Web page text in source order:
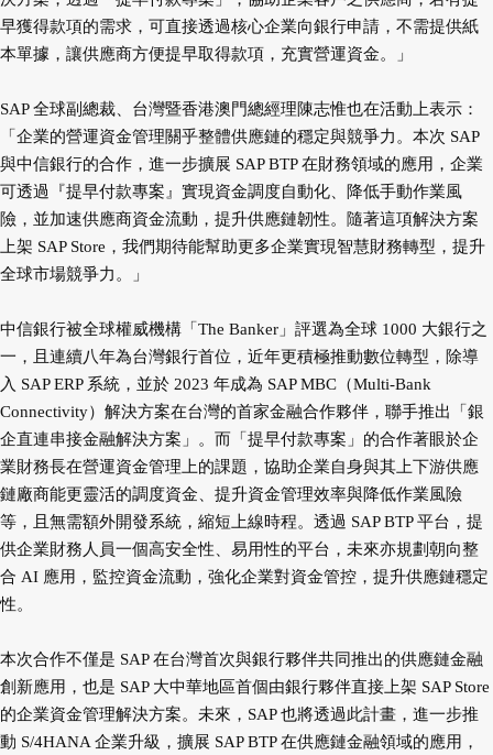
早獲得款項的需求，可直接透過核心企業向銀行申請，不需提供紙
本單據，讓供應商方便提早取得款項，充實營運資金。」
SAP 全球副總裁、台灣暨香港澳門總經理陳志惟也在活動上表示：
「企業的營運資金管理關乎整體供應鏈的穩定與競爭力。本次 SAP
與中信銀行的合作，進一步擴展 SAP BTP 在財務領域的應用，企業
可透過『提早付款專案』實現資金調度自動化、降低手動作業風
險，並加速供應商資金流動，提升供應鏈韌性。隨著這項解決方案
上架 SAP Store，我們期待能幫助更多企業實現智慧財務轉型，提升
全球市場競爭力。」
中信銀行被全球權威機構「The Banker」評選為全球 1000 大銀行之
一，且連續八年為台灣銀行首位，近年更積極推動數位轉型，除導
入 SAP ERP 系統，並於 2023 年成為 SAP MBC（Multi-Bank
Connectivity）解決方案在台灣的首家金融合作夥伴，聯手推出「銀
企直連串接金融解決方案」。而「提早付款專案」的合作著眼於企
業財務長在營運資金管理上的課題，協助企業自身與其上下游供應
鏈廠商能更靈活的調度資金、提升資金管理效率與降低作業風險
等，且無需額外開發系統，縮短上線時程。透過 SAP BTP 平台，提
供企業財務人員一個高安全性、易用性的平台，未來亦規劃朝向整
合 AI 應用，監控資金流動，強化企業對資金管控，提升供應鏈穩定
性。
本次合作不僅是 SAP 在台灣首次與銀行夥伴共同推出的供應鏈金融
創新應用，也是 SAP 大中華地區首個由銀行夥伴直接上架 SAP Store
的企業資金管理解決方案。未來，SAP 也將透過此計畫，進一步推
動 S/4HANA 企業升級，擴展 SAP BTP 在供應鏈金融領域的應用，